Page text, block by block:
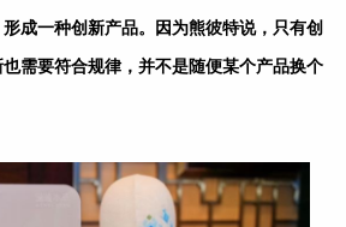
成一种创新产品。因为熊彼特说，只有创
需要符合规律，并不是随便某个产品换个